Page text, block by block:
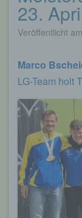
23.
Veröffentlicht am
Marco
LG-Team holt